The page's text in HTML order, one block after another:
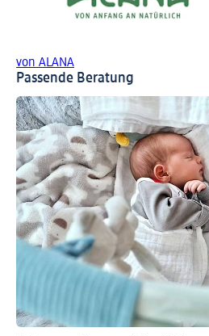
von ALANA
Passende Beratung